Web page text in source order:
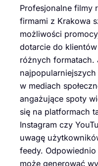
Profesjonalne filmy
firmami z Krakowa
możliwości
dotarcie do
różnych formatach.
w mediach
angażujące spoty
się na platformach
Instagram czy
uwagę
feedy.
może generować